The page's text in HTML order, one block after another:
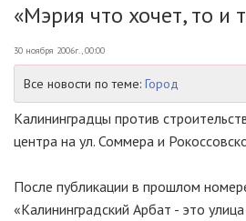
«Мэрия что хочет, то и
30 ноября 2006г., 00:00
Все новости по теме: Город
Калининградцы против
центра на ул. Соммера и
После публикации в прошлом
«Калининградский Арбат - это